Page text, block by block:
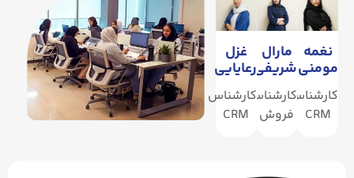
نغمه
مومنی
کارشناس
CRM
مارال
شریفی
کارشناس
فروش
غزل
رعایایی
کارشناس
CRM